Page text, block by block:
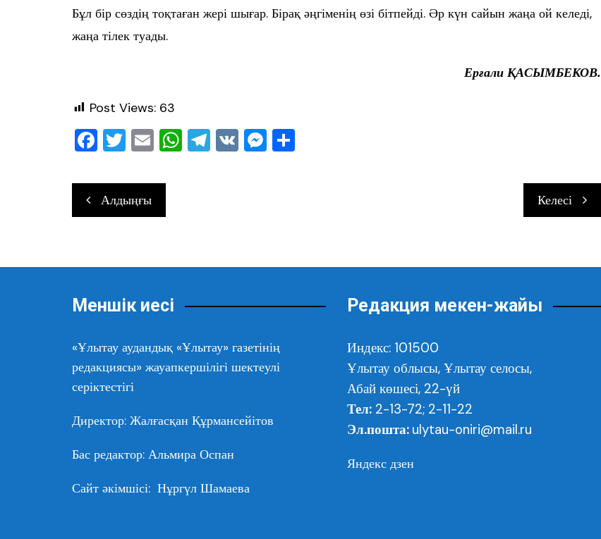
Бұл бір сөздің тоқтаған жері шығар. Бірақ әңгіменің өзі бітпейді. Әр күн сайын жаңа ой келеді,
жаңа тілек туады.
Ерғали ҚАСЫМБЕКОВ.
Post Views: 63
F
c
e
o
k
T
tt
er
E
ai
W
p
T V M
er
Навигация
по
Алдыңғы Келесі
Меншік иесі
«Ұлытау аудандық «Ұлытау» газетінің
редакциясы» жауапкершілігі шектеулі
серіктестігі
Директор: Жалғасқан Құрмансейітов
Бас редактор: Альмира Оспан
Сайт әкімшісі: Нұргүл Шамаева
Редакция мекен-жайы
Индекс: 101500
Ұлытау облысы, Ұлытау селосы,
Абай көшесі, 22-үй
Тел: 2-13-72; 2-11-22
Эл.пошта: ulytau-oniri@mail.ru
Яндекс дзен